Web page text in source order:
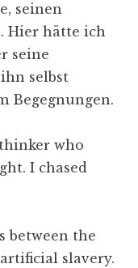
seinen
Hier hätte ich
seine
selbst
Begegnungen.
who
I chased
between the
slavery.